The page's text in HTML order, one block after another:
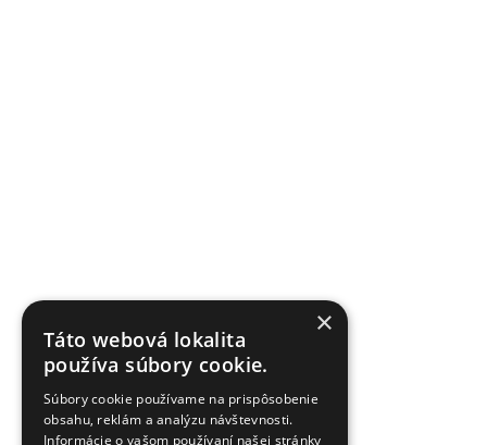
×
Táto webová lokalita
používa súbory cookie.
Súbory cookie používame na prispôsobenie
obsahu, reklám a analýzu návštevnosti.
Informácie o vašom používaní našej stránky